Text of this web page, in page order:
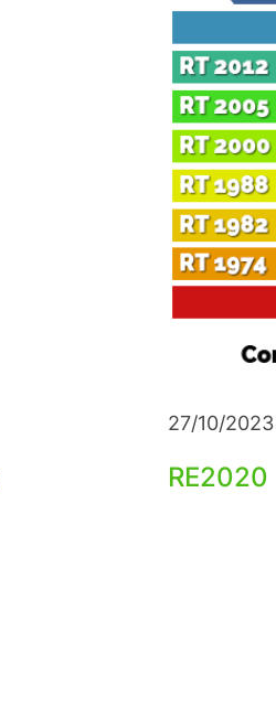
27/10/2023
RE2020